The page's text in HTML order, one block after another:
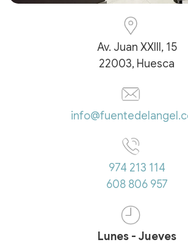
Av. Juan XXIII, 15
22003, Huesca
974 213 114
608 806 957
Lunes - Jueves